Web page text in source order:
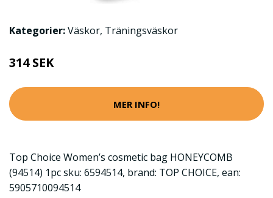
Kategorier:Väskor, Träningsväskor
314 SEK
MER INFO!
Top Choice Women’s cosmetic bag HONEYCOMB
(94514) 1pc sku: 6594514, brand: TOP CHOICE, ean:
5905710094514